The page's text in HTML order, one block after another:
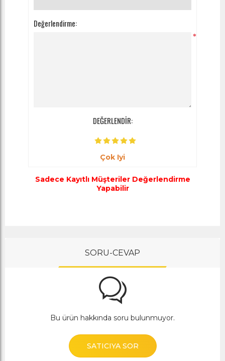
Değerlendirme:
*
DEĞERLENDİR:
Çok Iyi
Sadece Kayıtlı Müşteriler Değerlendirme
Yapabilir
SORU-CEVAP
Bu ürün hakkında soru bulunmuyor.
SATICIYA SOR